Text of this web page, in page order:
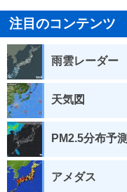
注目のコンテンツ
雨雲レーダー
天気図
PM2.5分布予測
アメダス